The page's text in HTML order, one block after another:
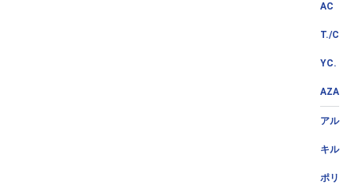
AC
T./C
YC.
AZA
アル
キル
ポリ